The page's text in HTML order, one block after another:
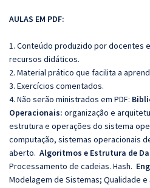
AULAS EM PDF:
1. Conteúdo produzido por docentes
recursos didáticos.
2. Material prático que facilita a
3. Exercícios comentados.
4. Não serão ministrados em PDF:
Operacionais: organização e
estrutura e operações do sistema
computação, sistemas operacionais
aberto. Algoritmos e Estrutura de
Processamento de cadeias. Hash.
Modelagem de Sistemas; Qualidade e